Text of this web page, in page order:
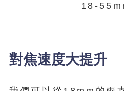
18-
對焦速度大提升